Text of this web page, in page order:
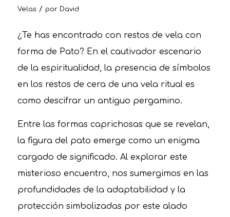
Velas / por David
¿Te has encontrado con restos de vela con
forma de Pato? En el cautivador escenario
de la espiritualidad, la presencia de símbolos
en los restos de cera de una vela ritual es
como descifrar un antiguo pergamino.
Entre las formas caprichosas que se revelan,
la figura del pato emerge como un enigma
cargado de significado. Al explorar este
misterioso encuentro, nos sumergimos en las
profundidades de la adaptabilidad y la
protección simbolizadas por este alado